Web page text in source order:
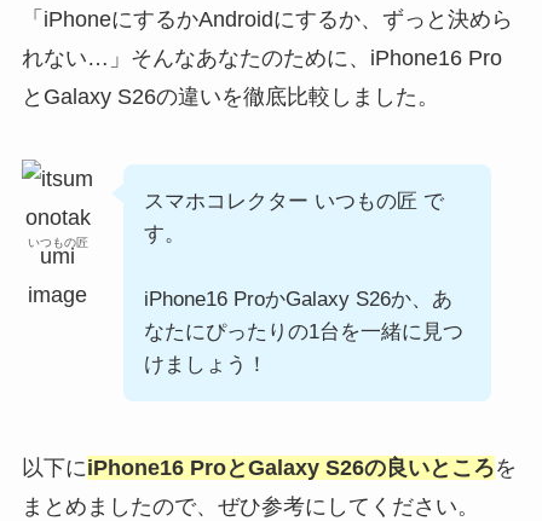
「iPhoneにするかAndroidにするか、ずっと決めら
れない…」そんなあなたのために、iPhone16 Pro
とGalaxy S26の違いを徹底比較しました。
いつもの匠
スマホコレクター いつもの匠 で
す。
iPhone16 ProかGalaxy S26か、あ
なたにぴったりの1台を一緒に見つ
けましょう！
以下にiPhone16 ProとGalaxy S26の良いところを
まとめましたので、ぜひ参考にしてください。